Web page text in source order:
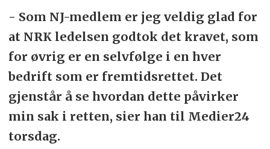
- Som NJ-medlem er jeg veldig glad for
at NRK ledelsen godtok det kravet, som
for øvrig er en selvfølge i en hver
bedrift som er fremtidsrettet. Det
gjenstår å se hvordan dette påvirker
min sak i retten, sier han til Medier24
torsdag.